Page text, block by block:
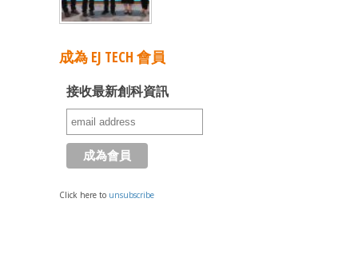
成為 EJ TECH 會員
接收最新創科資訊
Click here to unsubscribe